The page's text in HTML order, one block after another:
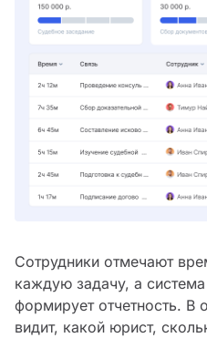
Сотрудники отмечают
каждую задачу, а
формирует отчетность. В
видит, какой юрист,